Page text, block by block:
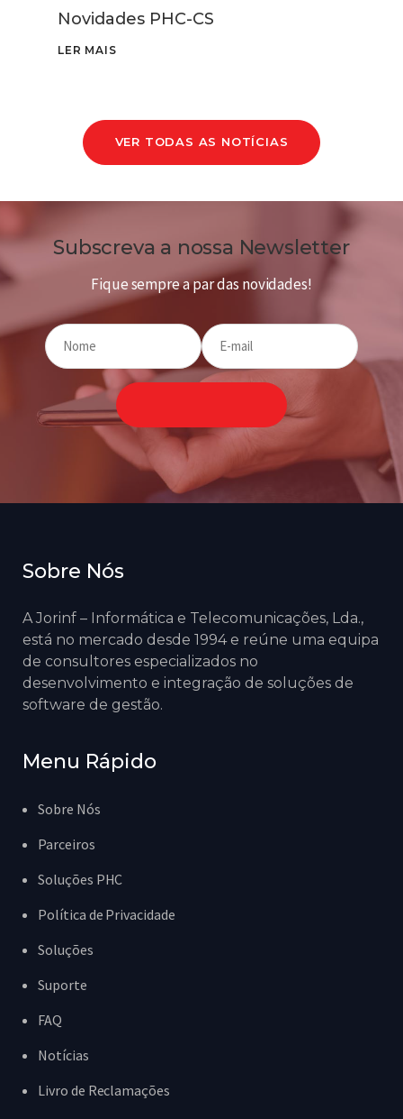
Novidades PHC-CS
LER MAIS
VER TODAS AS NOTÍCIAS
Subscreva a nossa Newsletter
Fique sempre a par das novidades!
Sobre Nós
A Jorinf – Informática e Telecomunicações, Lda.,
está no mercado desde 1994 e reúne uma equipa
de consultores especializados no
desenvolvimento e integração de soluções de
software de gestão.
Menu Rápido
Sobre Nós
Parceiros
Soluções PHC
Política de Privacidade
Soluções
Suporte
FAQ
Notícias
Livro de Reclamações